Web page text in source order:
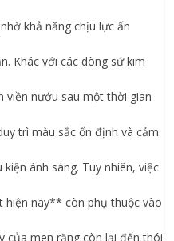
khả năng chịu lực ấn
Khác với các dòng sứ kim
viền nướu sau một thời gian
trì màu sắc ổn định và cảm
ánh sáng. Tuy nhiên, việc
nay** còn phụ thuộc vào
của men răng còn lại đến thói